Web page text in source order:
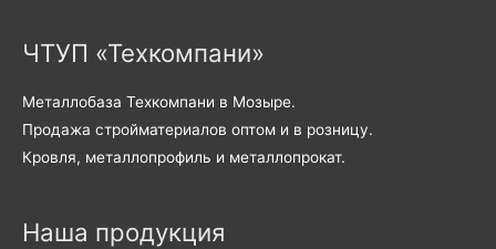
ЧТУП «Техкомпани»
Металлобаза Техкомпани в Мозыре.
Продажа стройматериалов оптом и в розницу.
Кровля, металлопрофиль и металлопрокат.
Наша продукция